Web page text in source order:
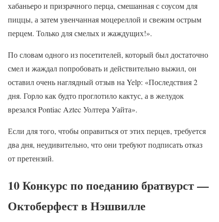
хабаньеро и призрачного перца, смешанная с соусом для
пиццы, а затем увенчанная моцереллой и свежим острым
перцем. Только для смелых и жаждущих!».
По словам одного из посетителей, который был достаточно
смел и жаждал попробовать и действительно выжил, он
оставил очень наглядный отзыв на Yelp: «Последствия 2
дня. Горло как будто проглотило кактус, а в желудок
врезался Pontiac Aztec Уолтера Уайта».
Если для того, чтобы оправиться от этих перцев, требуется
два дня, неудивительно, что они требуют подписать отказ
от претензий.
10 Конкурс по поеданию братвурст —
Октоберфест в Нэшвилле